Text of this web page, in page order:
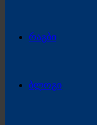
რაგბი
ბლოგი